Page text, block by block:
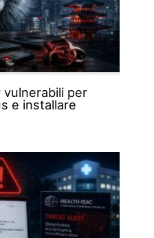
vulnerabili per
e installare